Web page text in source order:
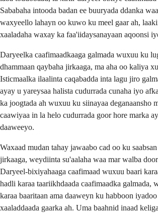
Sababaha intooda badan ee buuryada ddanka
waxyeello lahayn oo kuwo ku meel gaar ah,
xaaladaha waxay ka faa'iidaysanayaan aqoonsi
Daryeelka caafimaadkaaga galmada wuxuu ku
dhammaan qaybaha jirkaaga, ma aha oo kaliya
Isticmaalka ilaalinta caqabadda inta lagu jiro
ayay u yareysaa halista cudurrada cunaha iyo
ka joogtada ah wuxuu ku siinayaa deganaansho
caawiyaa in la helo cudurrada goor hore marka
daaweeyo.
Waxaad mudan tahay jawaabo cad oo ku
jirkaaga, weydiinta su'aalaha waa mar walba
Daryeel-bixiyahaaga caafimaad wuxuu baari
hadli karaa taariikhdaada caafimaadka galmada,
karaa baaritaan ama daaweyn ku habboon
xaaladdaada gaarka ah. Uma baahnid inaad